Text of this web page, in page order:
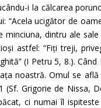
i la călcarea
“Acela ucigător de
minciuna, dintru ale
astfel: “Fiți treji,
(I Petru 5, 8.).
noastră. Omul se
(Sf. Grigorie de Nissa,
ci numai îl